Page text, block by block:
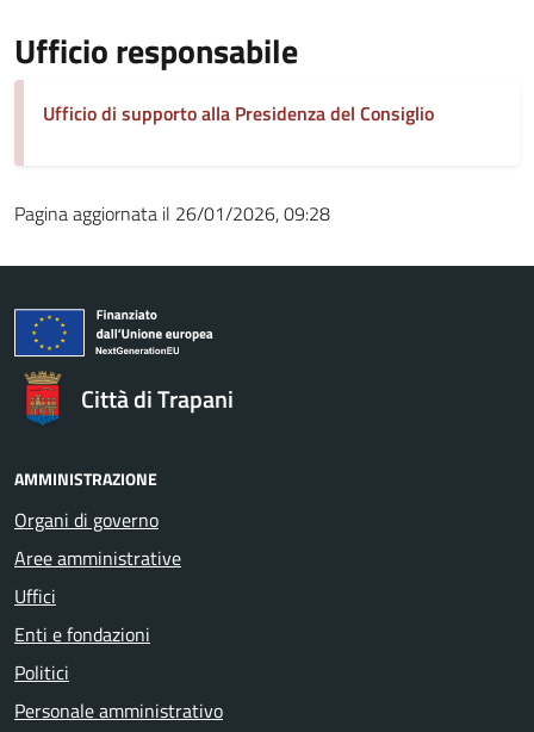
Ufficio responsabile
Ufficio di supporto alla Presidenza del Consiglio
Pagina aggiornata il 26/01/2026, 09:28
Città di Trapani
AMMINISTRAZIONE
Organi di governo
Aree amministrative
Uffici
Enti e fondazioni
Politici
Personale amministrativo